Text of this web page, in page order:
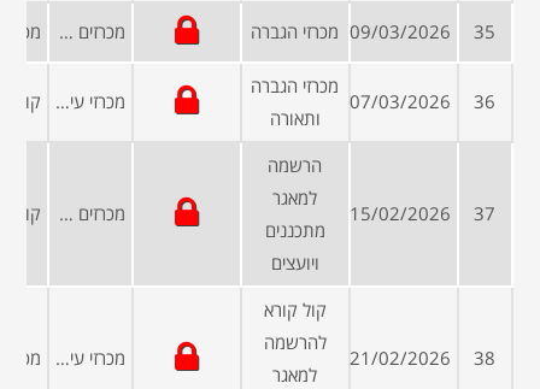
35
09/03/2026 מכרזי הגברה מכרזים פומביים
36
07/03/2026
מכרזי הגברה
ותאורה
מכרזי עיריות ומועצות
37
15/02/2026
הרשמה
למאגר
מתכננים
ויועצים
מכרזים פומביים
38
21/02/2026
קול קורא
להרשמה
למאגר
מכרזי עיריות ומועצות